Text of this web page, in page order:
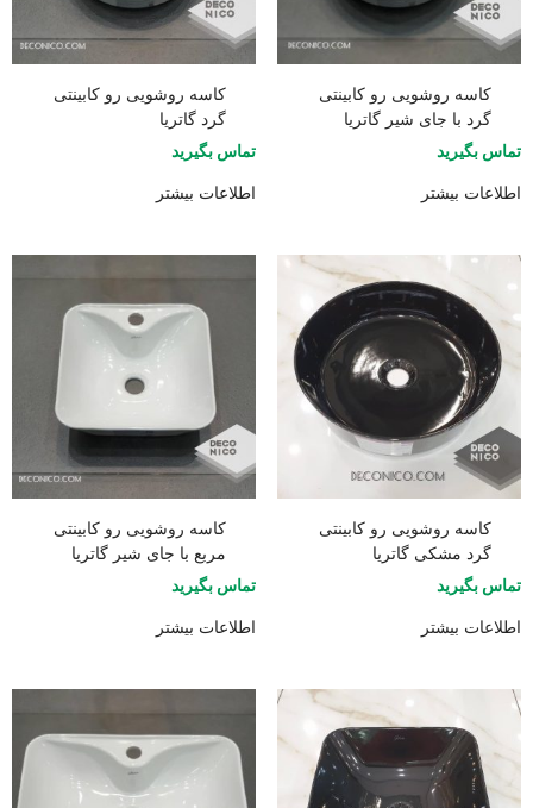
کاسه روشویی رو کابینتی
گرد با جای شیر گاتریا
تماس بگیرید
اطلاعات بیشتر
کاسه روشویی رو کابینتی
گرد گاتریا
تماس بگیرید
اطلاعات بیشتر
کاسه روشویی رو کابینتی
گرد مشکی گاتریا
تماس بگیرید
اطلاعات بیشتر
کاسه روشویی رو کابینتی
مربع با جای شیر گاتریا
تماس بگیرید
اطلاعات بیشتر